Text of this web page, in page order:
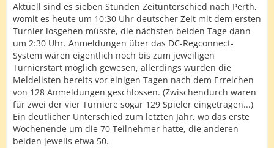
Aktuell sind es sieben Stunden Zeitunterschied nach Perth,
womit es heute um 10:30 Uhr deutscher Zeit mit dem ersten
Turnier losgehen müsste, die nächsten beiden Tage dann
um 2:30 Uhr. Anmeldungen über das DC-Regconnect-
System wären eigentlich noch bis zum jeweiligen
Turnierstart möglich gewesen, allerdings wurden die
Meldelisten bereits vor einigen Tagen nach dem Erreichen
von 128 Anmeldungen geschlossen. (Zwischendurch waren
für zwei der vier Turniere sogar 129 Spieler eingetragen...)
Ein deutlicher Unterschied zum letzten Jahr, wo das erste
Wochenende um die 70 Teilnehmer hatte, die anderen
beiden jeweils etwa 50.